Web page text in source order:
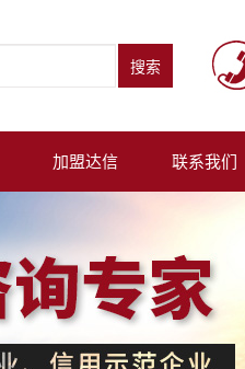
加盟达信 联系我们